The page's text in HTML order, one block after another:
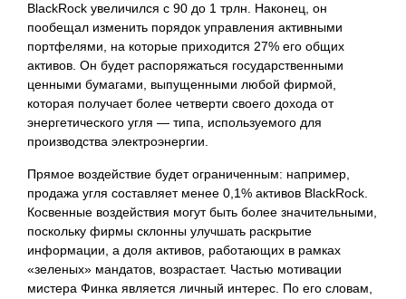
BlackRock увеличился с 90 до 1 трлн. Наконец, он
пообещал изменить порядок управления активными
портфелями, на которые приходится 27% его общих
активов. Он будет распоряжаться государственными
ценными бумагами, выпущенными любой фирмой,
которая получает более четверти своего дохода от
энергетического угля — типа, используемого для
производства электроэнергии.
Прямое воздействие будет ограниченным: например,
продажа угля составляет менее 0,1% активов BlackRock.
Косвенные воздействия могут быть более значительными,
поскольку фирмы склонны улучшать раскрытие
информации, а доля активов, работающих в рамках
«зеленых» мандатов, возрастает. Частью мотивации
мистера Финка является личный интерес. По его словам,